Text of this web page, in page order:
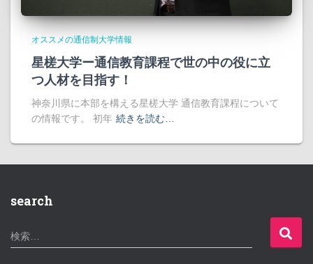
オススメの通信制大学情報
星槎大学ー通信教育課程で世の中の役に立
つ人材を目指す！
神奈川県に本部を構える星槎大学 通信教育課程について
の情報です。 初年 続きを読む…
search
検
索
検索…